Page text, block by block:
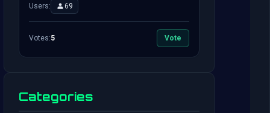
Users: 69
Votes:5 Vote
Categories